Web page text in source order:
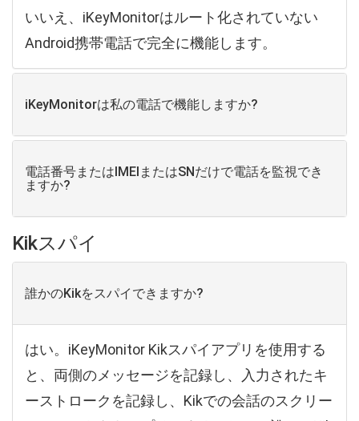
いいえ、iKeyMonitorはルート化されていない
Android携帯電話で完全に機能します。
iKeyMonitorは私の電話で機能しますか?
電話番号またはIMEIまたはSNだけで電話を監視でき
ますか?
Kikスパイ
誰かのKikをスパイできますか?
はい。iKeyMonitor Kikスパイアプリを使用する
と、両側のメッセージを記録し、入力されたキ
ーストロークを記録し、Kikでの会話のスクリー